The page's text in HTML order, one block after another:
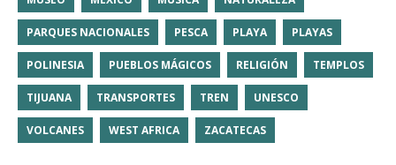
PARQUES NACIONALES PESCA PLAYA PLAYAS
POLINESIA PUEBLOS MÁGICOS RELIGIÓN TEMPLOS
TIJUANA TRANSPORTES TREN UNESCO
VOLCANES WEST AFRICA ZACATECAS